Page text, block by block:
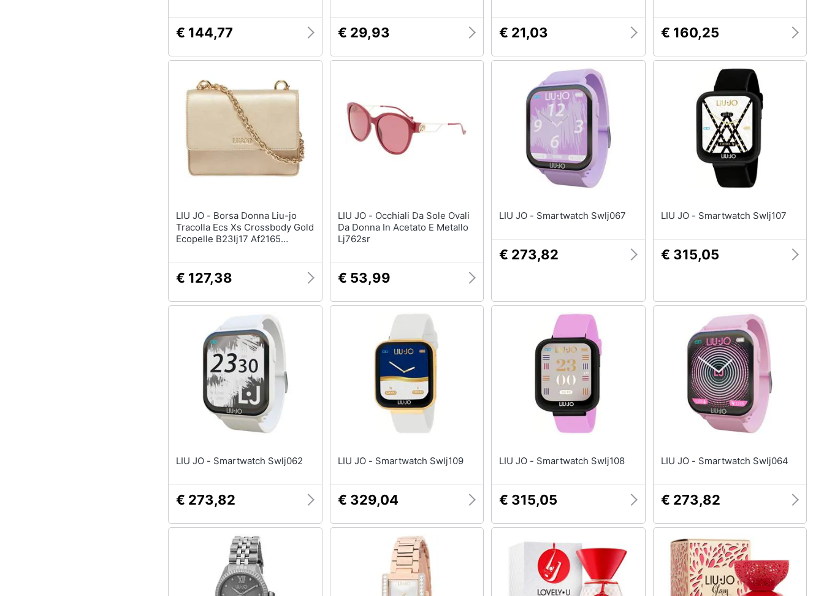
€ 144,77 € 29,93 € 21,03 € 160,25
LIU JO - Borsa Donna Liu-jo
Tracolla Ecs Xs Crossbody Gold
Ecopelle B23lj17 Af2165
€ 127,38
LIU JO - Occhiali Da Sole Ovali
Da Donna In Acetato E Metallo
Lj762sr
€ 53,99
LIU JO - Smartwatch Swlj067
€ 273,82
LIU JO - Smartwatch Swlj107
€ 315,05
LIU JO - Smartwatch Swlj062
€ 273,82
LIU JO - Smartwatch Swlj109
€ 329,04
LIU JO - Smartwatch Swlj108
€ 315,05
LIU JO - Smartwatch Swlj064
€ 273,82